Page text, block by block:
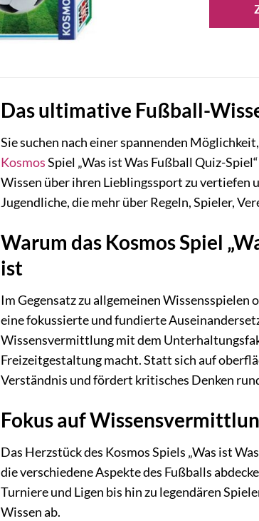
Das ultimative Fußball-
Sie suchen nach einer spannenden
KosmosSpiel „Was ist Was Fußball Quiz-
Wissen über ihren Lieblingssport zu vertiefen
Jugendliche, die mehr über Regeln, Spieler,
Warum das Kosmos Spiel
ist
Im Gegensatz zu allgemeinen
eine fokussierte und fundierte
Wissensvermittlung mit dem
Freizeitgestaltung macht. Statt sich auf
Verständnis und fördert kritisches Denken
Fokus auf
Das Herzstück des Kosmos Spiels „Was ist
die verschiedene Aspekte des Fußballs
Turniere und Ligen bis hin zu legendären
Wissen ab.